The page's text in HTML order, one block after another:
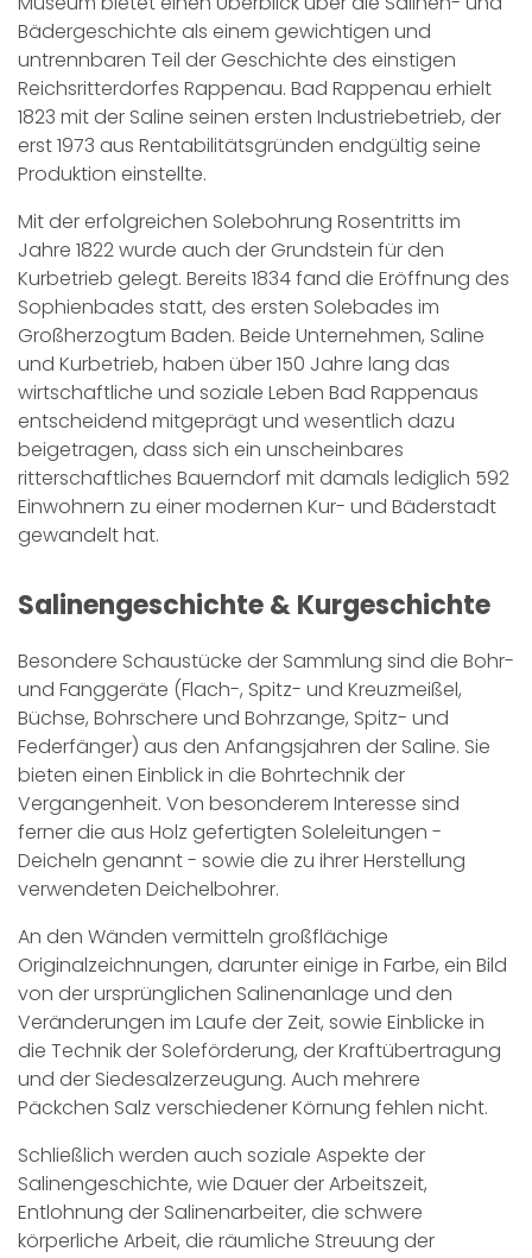
Bädergeschichte als einem gewichtigen und
untrennbaren Teil der Geschichte des einstigen
Reichsritterdorfes Rappenau. Bad Rappenau erhielt
1823 mit der Saline seinen ersten Industriebetrieb, der
erst 1973 aus Rentabilitätsgründen endgültig seine
Produktion einstellte.
Mit der erfolgreichen Solebohrung Rosentritts im
Jahre 1822 wurde auch der Grundstein für den
Kurbetrieb gelegt. Bereits 1834 fand die Eröffnung des
Sophienbades statt, des ersten Solebades im
Großherzogtum Baden. Beide Unternehmen, Saline
und Kurbetrieb, haben über 150 Jahre lang das
wirtschaftliche und soziale Leben Bad Rappenaus
entscheidend mitgeprägt und wesentlich dazu
beigetragen, dass sich ein unscheinbares
ritterschaftliches Bauerndorf mit damals lediglich 592
Einwohnern zu einer modernen Kur- und Bäderstadt
gewandelt hat.
Salinengeschichte & Kurgeschichte
Besondere Schaustücke der Sammlung sind die Bohr-
und Fanggeräte (Flach-, Spitz- und Kreuzmeißel,
Büchse, Bohrschere und Bohrzange, Spitz- und
Federfänger) aus den Anfangsjahren der Saline. Sie
bieten einen Einblick in die Bohrtechnik der
Vergangenheit. Von besonderem Interesse sind
ferner die aus Holz gefertigten Soleleitungen -
Deicheln genannt - sowie die zu ihrer Herstellung
verwendeten Deichelbohrer.
An den Wänden vermitteln großflächige
Originalzeichnungen, darunter einige in Farbe, ein Bild
von der ursprünglichen Salinenanlage und den
Veränderungen im Laufe der Zeit, sowie Einblicke in
die Technik der Soleförderung, der Kraftübertragung
und der Siedesalzerzeugung. Auch mehrere
Päckchen Salz verschiedener Körnung fehlen nicht.
Schließlich werden auch soziale Aspekte der
Salinengeschichte, wie Dauer der Arbeitszeit,
Entlohnung der Salinenarbeiter, die schwere
körperliche Arbeit, die räumliche Streuung der